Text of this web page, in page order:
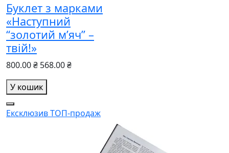
Буклет з марками
«Наступний
“золотий м’яч” –
твій!»
800.00 ₴ 568.00 ₴
У кошик
ЕксклюзивТОП-продаж